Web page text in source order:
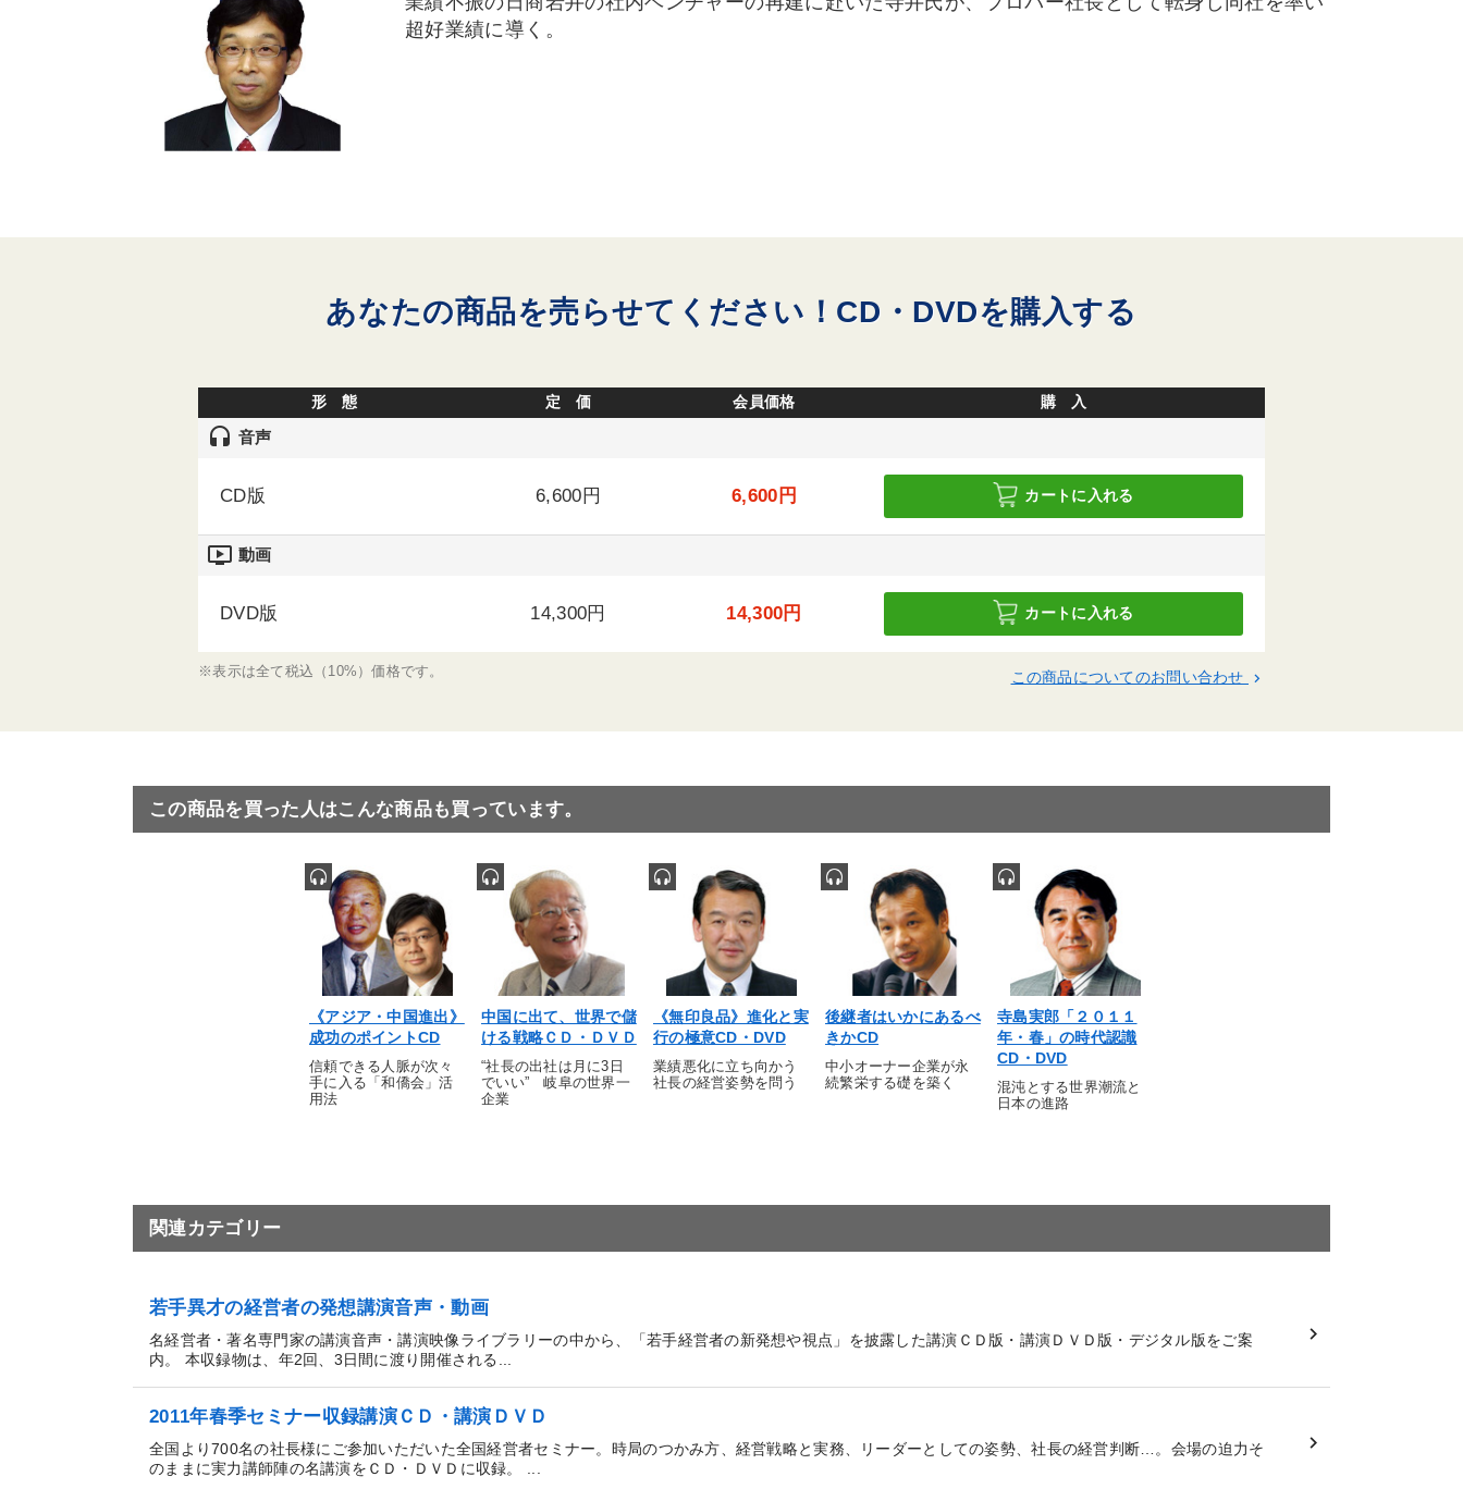
超好業績に導く。
あなたの商品を売らせてください！CD・DVDを購入する
形 態 定 価 会員価格 購 入
headset 音声
CD版 6,600円 6,600円 カートに入れる
ondemand_video 動画
DVD版 14,300円 14,300円 カートに入れる
※表示は全て税込（10%）価格です。 この商品についてのお問い合わせ keyboard_arrow_right
この商品を買った人はこんな商品も買っています。
《アジア・中国進出》
成功のポイントCD
信頼できる人脈が次々
手に入る「和僑会」活
用法
中国に出て、世界で儲
ける戦略ＣＤ・ＤＶＤ
“社長の出社は月に3日
でいい” 岐阜の世界一
企業
《無印良品》進化と実
行の極意CD・DVD
業績悪化に立ち向かう
社長の経営姿勢を問う
後継者はいかにあるべ
きかCD
中小オーナー企業が永
続繁栄する礎を築く
寺島実郎「２０１１
年・春」の時代認識
CD・DVD
混沌とする世界潮流と
日本の進路
関連カテゴリー
若手異才の経営者の発想講演音声・動画
名経営者・著名専門家の講演音声・講演映像ライブラリーの中から、「若手経営者の新発想や視点」を披露した講演ＣＤ版・講演ＤＶＤ版・デジタル版をご案
内。 本収録物は、年2回、3日間に渡り開催される...
2011年春季セミナー収録講演ＣＤ・講演ＤＶＤ
全国より700名の社長様にご参加いただいた全国経営者セミナー。時局のつかみ方、経営戦略と実務、リーダーとしての姿勢、社長の経営判断…。会場の迫力そ
のままに実力講師陣の名講演をＣＤ・ＤＶＤに収録。 ...